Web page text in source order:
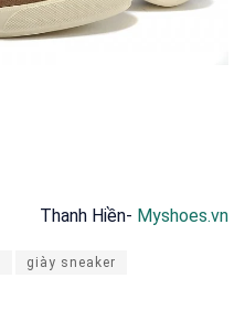
Thanh Hiền- Myshoes.vn
giày sneaker